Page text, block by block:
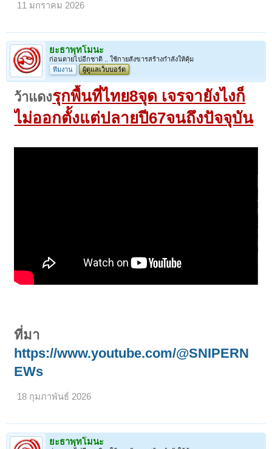
11 มกราคม 2026
ยะธาพุทโมนะ
ก่อนตายไปอีกชาติ .. ใช้กายสังขารสร้างกำลังให้คุ้ม
ทีมงาน
ผู้ดูแลเว็บบอร์ด
ว้าแดงรุกพื้นที่ไทย8จุด เจรจายังไงก็
ไม่ออกตั้งแต่ปลายปี67จนถึงปัจจุบัน
ที่มา
https://www.youtube.com/@SNIPERN
EWs
18 กุมภาพันธ์ 2026
ยะธาพุทโมนะ